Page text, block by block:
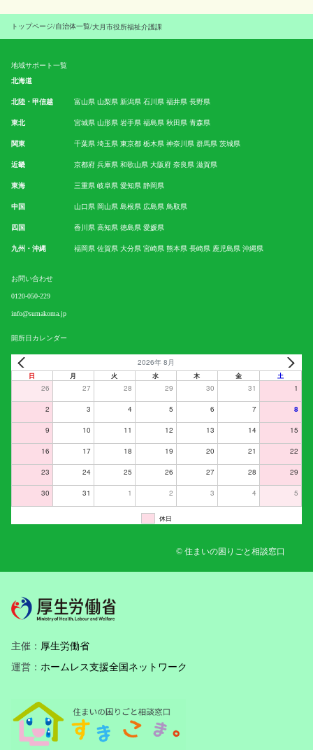
トップページ/自治体一覧/大月市役所福祉介護課
地域サポート一覧
北海道
北陸・甲信越 富山県 山梨県 新潟県 石川県 福井県 長野県
東北 宮城県 山形県 岩手県 福島県 秋田県 青森県
関東 千葉県 埼玉県 東京都 栃木県 神奈川県 群馬県 茨城県
近畿 京都府 兵庫県 和歌山県 大阪府 奈良県 滋賀県
東海 三重県 岐阜県 愛知県 静岡県
中国 山口県 岡山県 島根県 広島県 鳥取県
四国 香川県 高知県 徳島県 愛媛県
九州・沖縄 福岡県 佐賀県 大分県 宮崎県 熊本県 長崎県 鹿児島県 沖縄県
お問い合わせ
0120-050-229
info@sumakoma.jp
開所日カレンダー
2026年 8月
日 月 火 水 木 金 土
26 27 28 29 30 31 1
2 3 4 5 6 7 8
9 10 11 12 13 14 15
16 17 18 19 20 21 22
23 24 25 26 27 28 29
30 31 1 2 3 4 5
休日
© 住まいの困りごと相談窓口
主催： 厚生労働省
運営： ホームレス支援全国ネットワーク